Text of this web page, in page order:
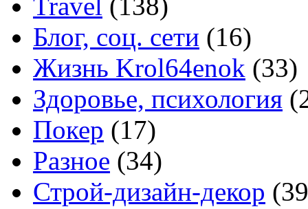
Блог, соц. сети (16)
Жизнь Krol64enok (33)
Здоровье, психология
Покер (17)
Разное (34)
Строй-дизайн-декор